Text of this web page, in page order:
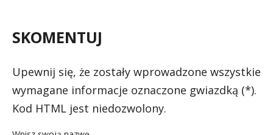
SKOMENTUJ
Upewnij się, że zostały wprowadzone wszystkie
wymagane informacje oznaczone gwiazdką (*).
Kod HTML jest niedozwolony.